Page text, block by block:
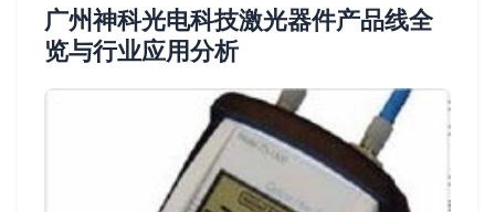
广州神科光电科技激光器件产品线全
览与行业应用分析